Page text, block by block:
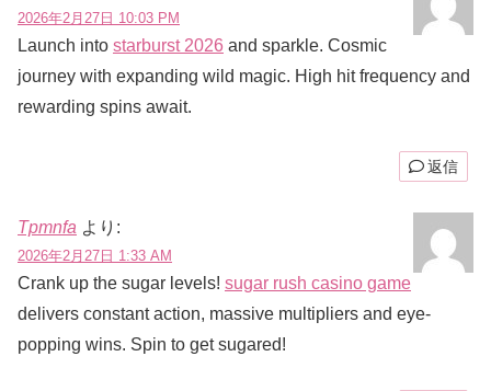
2026年2月27日 10:03 PM
Launch into starburst 2026 and sparkle. Cosmic
journey with expanding wild magic. High hit frequency and
rewarding spins await.
返信
Tpmnfa より:
2026年2月27日 1:33 AM
Crank up the sugar levels! sugar rush casino game
delivers constant action, massive multipliers and eye-
popping wins. Spin to get sugared!